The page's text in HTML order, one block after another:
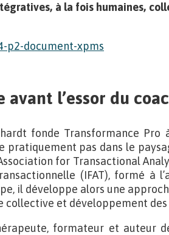
à la fois humaines,
avant l’essor du
fonde Transformance Pro
pratiquement pas dans le
Association for Transactional
(IFAT), formé à
il développe alors une
collective et développement
formateur et auteur